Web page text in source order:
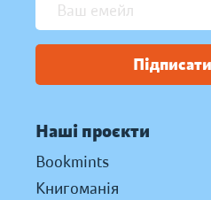
Наші проєкти
Bookmints
Книгоманія